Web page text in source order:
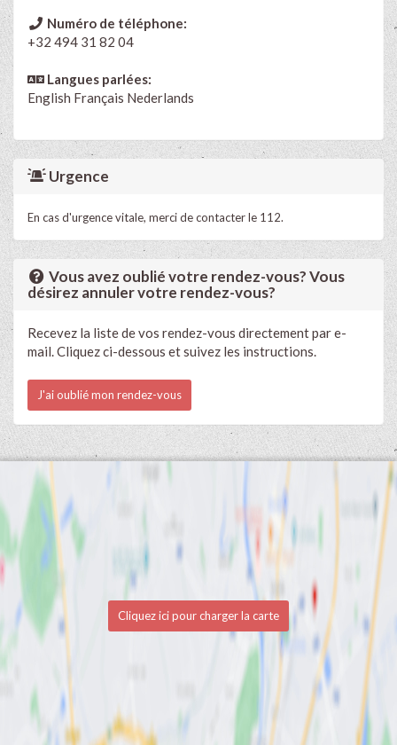
Numéro de téléphone:
+32 494 31 82 04
Langues parlées:
English Français Nederlands
Urgence
En cas d'urgence vitale, merci de contacter le 112.
Vous avez oublié votre rendez-vous? Vous
désirez annuler votre rendez-vous?
Recevez la liste de vos rendez-vous directement par e-
mail. Cliquez ci-dessous et suivez les instructions.
J'ai oublié mon rendez-vous
Cliquez ici pour charger la carte